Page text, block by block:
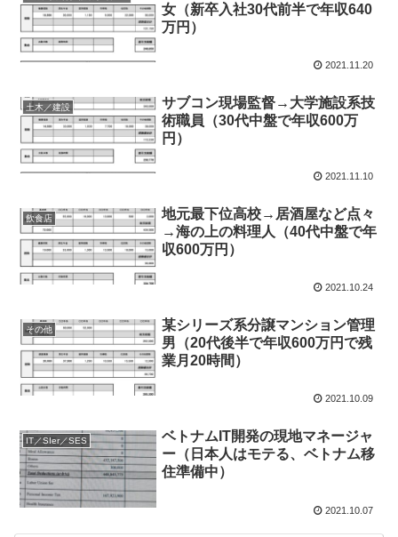
女（新卒入社30代前半で年収640
万円）
2021.11.20
土木／建設
サブコン現場監督→大学施設系技
術職員（30代中盤で年収600万
円）
2021.11.10
飲食店
地元最下位高校→居酒屋など点々
→海の上の料理人（40代中盤で年
収600万円）
2021.10.24
その他
某シリーズ系分譲マンション管理
男（20代後半で年収600万円で残
業月20時間）
2021.10.09
IT／SIer／SES
ベトナムIT開発の現地マネージャ
ー（日本人はモテる、ベトナム移
住準備中）
2021.10.07